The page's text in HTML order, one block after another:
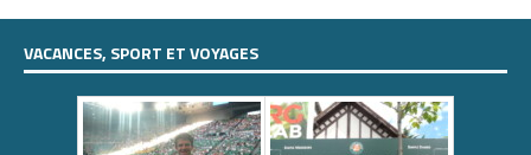
VACANCES, SPORT ET VOYAGES